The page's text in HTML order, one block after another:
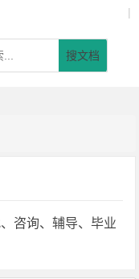
|
搜文档
咨询、辅导、毕业